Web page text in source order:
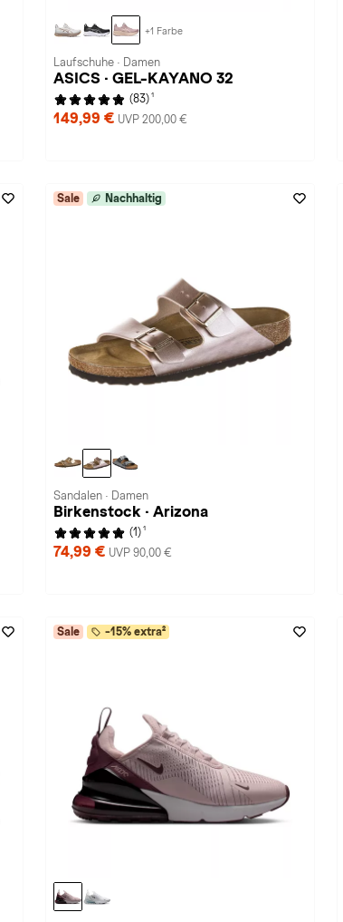
+1 Farbe
Laufschuhe · Damen
ASICS · GEL-KAYANO 32
(83) 1
149,99 € UVP 200,00 €
Sale Nachhaltig
Sandalen · Damen
Birkenstock · Arizona
(1) 1
74,99 € UVP 90,00 €
Sale -15% extra²